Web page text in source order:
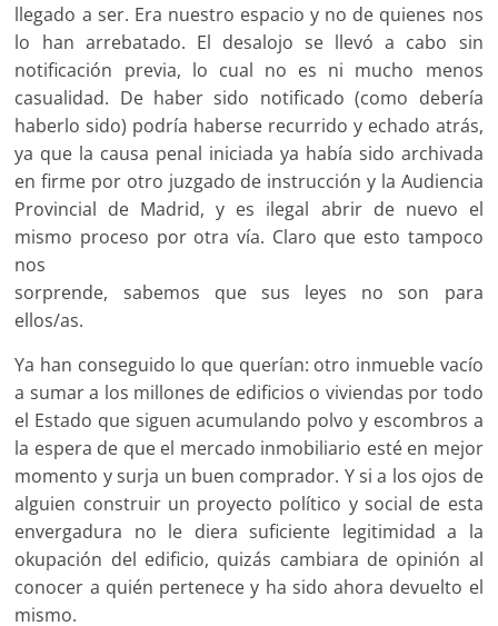
llegado a ser. Era nuestro espacio y no de quienes nos
lo han arrebatado. El desalojo se llevó a cabo sin
notificación previa, lo cual no es ni mucho menos
casualidad. De haber sido notificado (como debería
haberlo sido) podría haberse recurrido y echado atrás,
ya que la causa penal iniciada ya había sido archivada
en firme por otro juzgado de instrucción y la Audiencia
Provincial de Madrid, y es ilegal abrir de nuevo el
mismo proceso por otra vía. Claro que esto tampoco
nos
sorprende, sabemos que sus leyes no son para
ellos/as.
Ya han conseguido lo que querían: otro inmueble vacío
a sumar a los millones de edificios o viviendas por todo
el Estado que siguen acumulando polvo y escombros a
la espera de que el mercado inmobiliario esté en mejor
momento y surja un buen comprador. Y si a los ojos de
alguien construir un proyecto político y social de esta
envergadura no le diera suficiente legitimidad a la
okupación del edificio, quizás cambiara de opinión al
conocer a quién pertenece y ha sido ahora devuelto el
mismo.